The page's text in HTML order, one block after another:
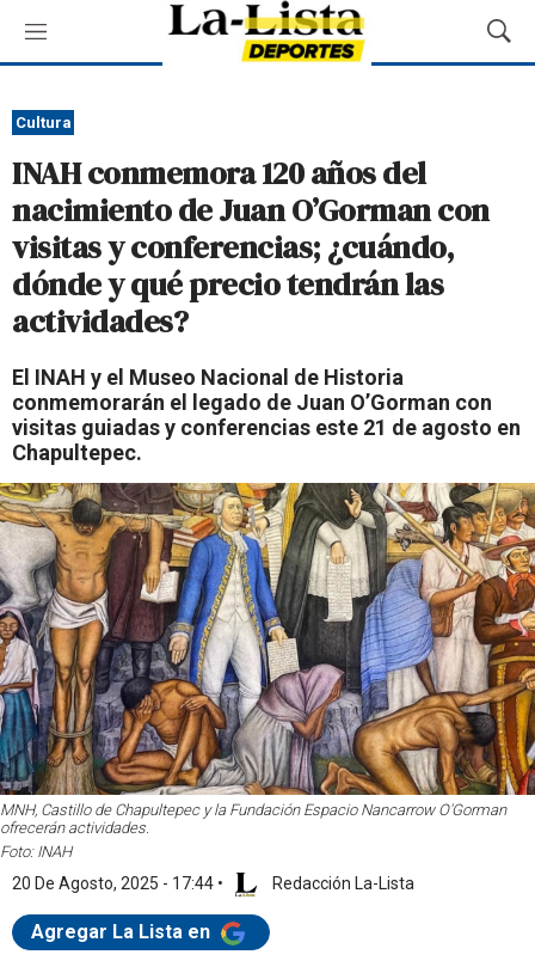
M
e
ú
M
o
Cultura
INAH conmemora 120 años del
nacimiento de Juan O’Gorman con
visitas y conferencias; ¿cuándo,
dónde y qué precio tendrán las
actividades?
El INAH y el Museo Nacional de Historia
conmemorarán el legado de Juan O’Gorman con
visitas guiadas y conferencias este 21 de agosto en
Chapultepec.
MNH, Castillo de Chapultepec y la Fundación Espacio Nancarrow O'Gorman
ofrecerán actividades.
Foto: INAH
20 De Agosto, 2025 - 17:44 • Redacción La-Lista
Agregar La Lista en